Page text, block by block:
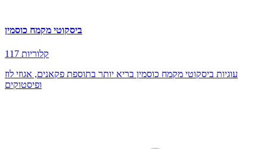
ביסקוטי מקמח כוסמין
117 קלוריות
עוגיות ביסקוטי מקמח כוסמין בריא יותר בתוספת פקאנים, אגוזי לוז
ופיסטוקים